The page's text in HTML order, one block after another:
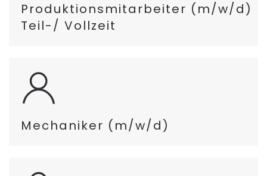
Produktionsmitarbeiter (m/w/d)
Teil-/ Vollzeit
Mechaniker (m/w/d)